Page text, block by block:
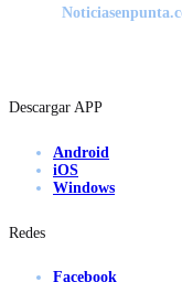
Descargar APP
Android
iOS
Windows
Redes
Facebook